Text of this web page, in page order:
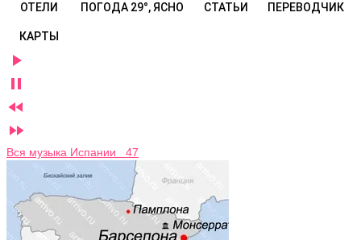
ОТЕЛИ ПОГОДА 29°, ЯСНО СТАТЬИ ПЕРЕВОДЧИК
КАРТЫ




Вся музыка Испании 47